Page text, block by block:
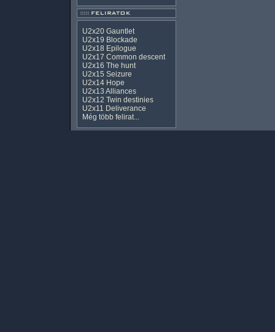
U2x20 Gauntlet
U2x19 Blockade
U2x18 Epilogue
U2x17 Common descent
U2x16 The hunt
U2x15 Seizure
U2x14 Hope
U2x13 Alliances
U2x12 Twin destinies
U2x11 Deliverance
Még több felirat...